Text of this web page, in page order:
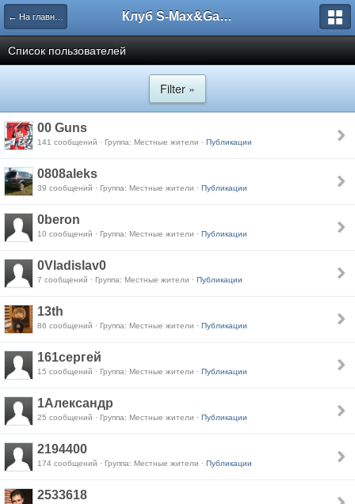
← На главную Клуб S-Max&Galaxy
Список пользователей
Filter »
00 Guns
141 сообщений · Группа: Местные жители · Публикации
0808aleks
39 сообщений · Группа: Местные жители · Публикации
0beron
10 сообщений · Группа: Местные жители · Публикации
0Vladislav0
7 сообщений · Группа: Местные жители · Публикации
13th
86 сообщений · Группа: Местные жители · Публикации
161сергей
15 сообщений · Группа: Местные жители · Публикации
1Александр
25 сообщений · Группа: Местные жители · Публикации
2194400
174 сообщений · Группа: Местные жители · Публикации
2533618